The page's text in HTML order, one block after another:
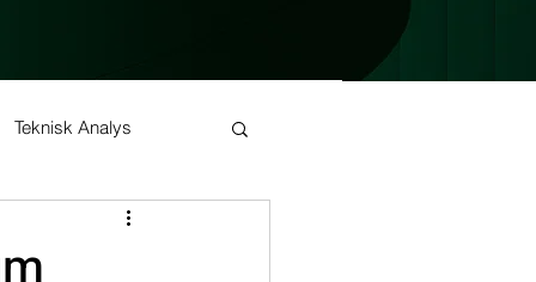
Teknisk Analys
Buy and Hold